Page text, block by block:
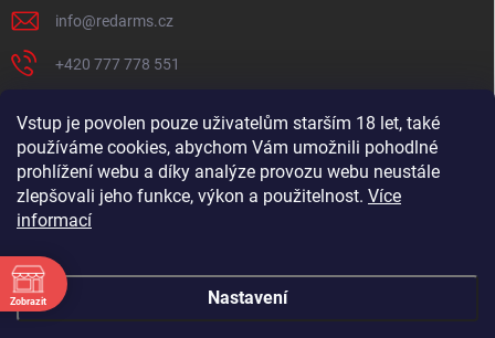
Vstup je povolen pouze uživatelům starším 18 let, také
používáme cookies, abychom Vám umožnili pohodlné
prohlížení webu a díky analýze provozu webu neustále
zlepšovali jeho funkce, výkon a použitelnost. Více
informací
Nastavení
info@redarms.cz
+420 777 778 551
redarms_cz/
YOUTUBE
Zobrazit